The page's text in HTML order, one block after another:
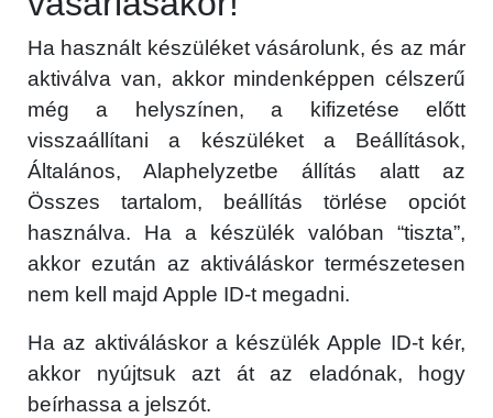
Ha használt készüléket vásárolunk, és az már
aktiválva van, akkor mindenképpen célszerű
még a helyszínen, a kifizetése előtt
visszaállítani a készüléket a Beállítások,
Általános, Alaphelyzetbe állítás alatt az
Összes tartalom, beállítás törlése opciót
használva. Ha a készülék valóban “tiszta”,
akkor ezután az aktiváláskor természetesen
nem kell majd Apple ID-t megadni.
Ha az aktiváláskor a készülék Apple ID-t kér,
akkor nyújtsuk azt át az eladónak, hogy
beírhassa a jelszót.
Közösség
GYIK
Használt Apple
Apple szerviz